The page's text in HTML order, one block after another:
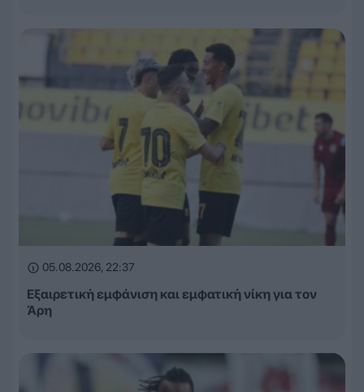
05.08.2026, 22:37
Εξαιρετική εμφάνιση και εμφατική νίκη για τον
Άρη